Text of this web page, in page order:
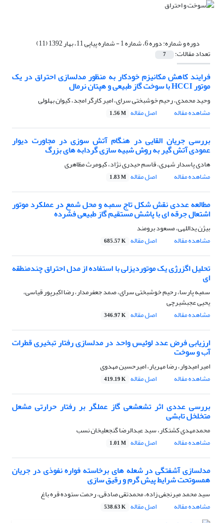
دوره و شماره:دوره 6، شماره 1 - شماره پیاپی 11، بهار 1392 (11)
تعداد مقالات: 7
فرایند کاهش مکانیزم خودکار به منظور مدلسازی احتراق در یک
موتور HCCI با سوخت گاز طبیعی و هپتان نرمال
وحید محمدی، رحیم خوشبختی سرای، امیر کارگر امجد، کیوان بهلولی
مشاهده مقاله
اصل مقاله 1.56 M
بررسی جریان القایی در هنگام آتش سوزی در مجاورت دیوار
عمودی آتش گیر به روش شبیه سازی گردابه های بزرگ
هادی پاسدار شهری، قاسم حیدری نژاد، کیومرث مظاهری
مشاهده مقاله
اصل مقاله 1.83 M
مطالعه عددی نقش شکل تاج سمبه و محل شمع در عملکرد موتور
اشتعال جرقه ای با پاشش مستقیم گاز طبیعی فشرده
بیژن یداللهی، مسعود برومند
مشاهده مقاله
اصل مقاله 685.57 K
تحلیل اگزرژی یک موتوردیزلی با استفاده از مدل احتراق چندمنطقه
ای
سمیه پارسا، رحیم خوشبختی سرای، صمد جعفرمدار، رضا اکبرپور قیاسی،
یحیی عجبشیرچی
مشاهده مقاله
اصل مقاله 346.97 K
ارزیابی فرض عدد لوئیس واحد در مدلسازی رفتار تبخیری قطرات
آب و سوخت
امیر امیدوار، رضا مهریار، امیرحسین مهدوی
مشاهده مقاله
اصل مقاله 419.19 K
بررسی عددی اثر تشعشعی گاز عملگر بر رفتار حرارتی مشعل
متخلخل تابشی
محمدمهدی کشتکار، سید عبدالرضا گنجعلیخان نسب
مشاهده مقاله
اصل مقاله 1.01 M
مدلسازی آشفتگی در شعله های برخاسته فواره نفوذی در جریان
همسوتحت شرایط پیش گرم و رقیق سازی
سید محمد میرنجفی زاده، محمدتقی صادقی، رحمت ستوده قره باغ
مشاهده مقاله
اصل مقاله 538.63 K